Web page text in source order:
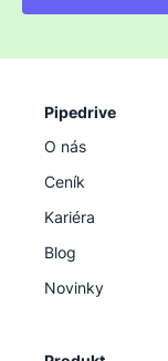
Pipedrive
O nás
Ceník
Kariéra
Blog
Novinky